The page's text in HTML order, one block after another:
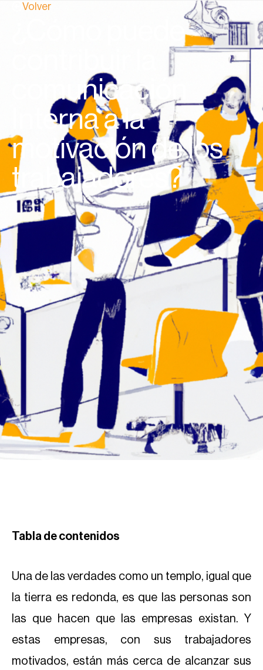
Volver
¿Cómo puede
comunicación
Interna a la
motivación de los
trabajadores?
Tabla de contenidos
Una de las verdades como un templo, igual que
la tierra es redonda, es que las personas son
las que hacen que las empresas existan. Y
estas empresas, con sus trabajadores
motivados, están más cerca de alcanzar sus